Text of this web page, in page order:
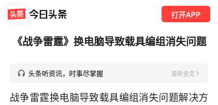
打开APP
《战争雷霆》换电脑导致载具编组消失问题
头条听资讯，时事尽掌握 去听全文
战争雷霆换电脑导致载具编组消失问题解决方